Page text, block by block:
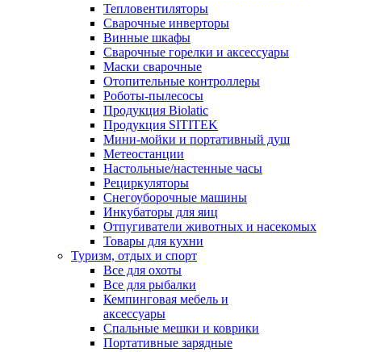
Тепловентиляторы
Сварочные инверторы
Винные шкафы
Сварочные горелки и аксессуары
Маски сварочные
Отопительные контроллеры
Роботы-пылесосы
Продукция Biolatic
Продукция SITITEK
Мини-мойки и портативный душ
Метеостанции
Настольные/настенные часы
Рециркуляторы
Снегоуборочные машины
Инкубаторы для яиц
Отпугиватели животных и насекомых
Товары для кухни
Туризм, отдых и спорт
Все для охоты
Все для рыбалки
Кемпинговая мебель и
аксессуары
Спальные мешки и коврики
Портативные зарядные